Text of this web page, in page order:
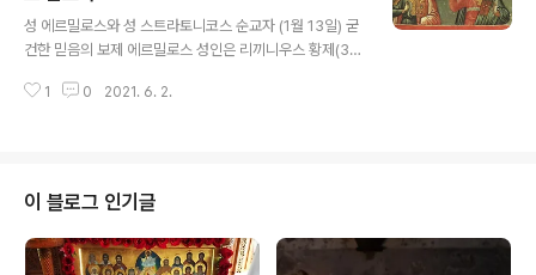
향하여 아타나시오스 성인(7월 5일)의 대(大)라브라 수도
원에 정착하였다. 전적으로 순종하는 생활을 하면서 성인
은 많은 앞선 성인들의 영적 미덕들을 본받았다. 성당에서
성가를 부를 때 성인의 정신은 내적 기도로 말미암아 흩뜨
성 에르밀로스와 성 스트라토니코스 순교자 (1월 13일) 굳
건한 믿음의 보제 에르밀로스 성인은 리끼니우스 황제(32
비아의 베오그라드)의 보제였다. 성인은 자신을 붙잡으러
들이 성인의 뺨을 칼로 도려냈다. 토굴에 던져진 성인에게
천사가 나타나 위로하면서 마지막까지 믿음에 흔들림이 없
도록 용기를 북돋워 주었다. 황제 앞에 두 번째로 끌려왔을
때도 성인의 믿음은 고난을 통하여 흔들리기보다는 도리어
1 0 2021. 6. 2.
이 블로그 인기글